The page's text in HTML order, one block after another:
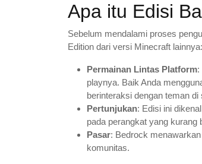
Apa itu Edisi
Sebelum mendalami proses
Edition dari versi Minecraft lainnya:
Permainan Lintas Platform:
playnya. Baik Anda
berinteraksi dengan teman di
Pertunjukan: Edisi ini
pada perangkat yang kurang
Pasar: Bedrock
komunitas.